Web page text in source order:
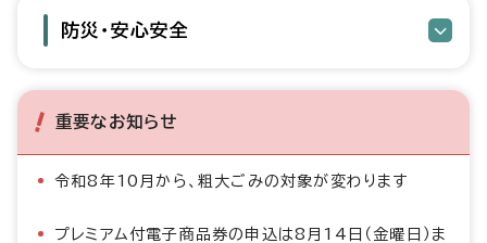
防災・安心安全
重要なお知らせ
令和8年10月から、粗大ごみの対象が変わります
プレミアム付電子商品券の申込は8月14日（金曜日）ま